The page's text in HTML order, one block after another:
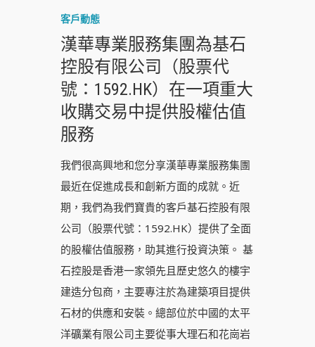
客戶動態
漢華專業服務集團為基石
控股有限公司（股票代
號：1592.HK）在一項重大
收購交易中提供股權估值
服務
我們很高興地和您分享漢華專業服務集團
最近在促進成長和創新方面的成就。近
期，我們為我們寶貴的客戶基石控股有限
公司（股票代號：1592.HK）提供了全面
的股權估值服務，助其進行投資決策。 基
石控股是香港一家領先且歷史悠久的樓宇
建造分包商，主要專注於為建築項目提供
石材的供應和安裝。總部位於中國的太平
洋礦業有限公司主要從事大理石和花崗岩